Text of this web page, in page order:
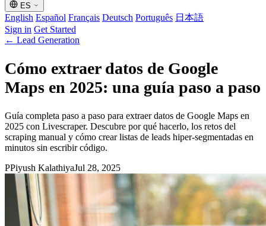
ES
English Español Français Deutsch Português 日本語
Sign in Get Started
← Lead Generation
Cómo extraer datos de Google
Maps en 2025: una guía paso a paso
Guía completa paso a paso para extraer datos de Google Maps en
2025 con Livescraper. Descubre por qué hacerlo, los retos del
scraping manual y cómo crear listas de leads hiper-segmentadas en
minutos sin escribir código.
PPiyush KalathiyaJul 28, 2025